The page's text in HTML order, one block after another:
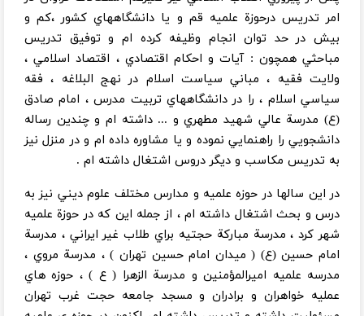
امر تدريس درحوزة علميه قم و يا دانشگاههاي كشور ،‌كم و
بيش در حد توان انجام وظيفه كرده ام و توفيق تدريس
مباحثي همچون : آيات و احكام اقتصادي ، اقتصاد اسلامي ،
ولايت فقيه ، مباني سياست اسلام در نهج البلاغه ، فقه
سياسي اسلام ، را در دانشگاههاي تربيت مدرس ،‌ امام صادق
(ع) مدرسة عالي شهيد مطهري و ... داشته ام و چندين رساله
دانشجويي را راهنمايي نموده و يا مشاوره داده ام و در منزل نيز
به تدريس مكاسب و ديگر دروس اشتغال داشته ام .
در اين سالها در حوزه علميه و مدارس مختلف علوم ديني نيز به
درس و بحث اشتغال داشته ام ، ‌از جمله اين كه در حوزة علميه
شهر كرد ،‌ مدرسة مباركة حجتيه براي طلاب غير ايراني ، مدرسة
امام حسين (ع) ( ميدان امام حسين تهران ) ، ‌مدرسة مروي ،‌
مدرسه علميه اميرالمؤمنين و مدرسة الزهرا ( ع ) ، حوزه هاي
عمليه خواهران و برادران و مسجد جامعه حجت غرب تهران